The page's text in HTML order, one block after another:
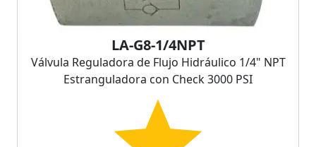
LA-G8-1/4NPT
Válvula Reguladora de Flujo Hidráulico 1/4" NPT
Estranguladora con Check 3000 PSI